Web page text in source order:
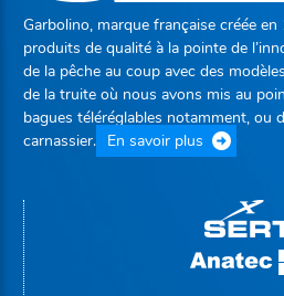
Garbolino, marque française créée
produits de qualité à la pointe de
de la pêche au coup avec des
de la truite où nous avons mis au
bagues téléréglables notamment, ou
carnassier. En savoir plus